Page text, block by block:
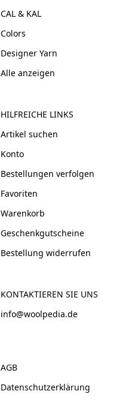
CAL & KAL
Colors
Designer Yarn
Alle anzeigen
HILFREICHE LINKS
Artikel suchen
Konto
Bestellungen verfolgen
Favoriten
Warenkorb
Geschenkgutscheine
Bestellung widerrufen
KONTAKTIEREN SIE UNS
info@woolpedia.de
AGB
Datenschutzerklärung